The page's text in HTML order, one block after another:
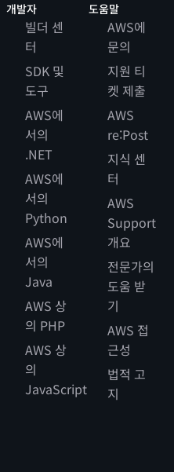
개발자
빌더 센
터
SDK 및
도구
AWS에
서의
.NET
AWS에
서의
Python
AWS에
서의
Java
AWS 상
의 PHP
AWS 상
의
JavaScript
도움말
AWS에
문의
지원 티
켓 제출
AWS
re:Post
지식 센
터
AWS
Support
개요
전문가의
도움 받
기
AWS 접
근성
법적 고
지